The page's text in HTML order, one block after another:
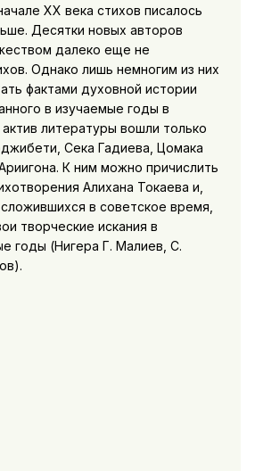
XX века стихов писалось
Десятки новых авторов
далеко еще не
Однако лишь немногим из них
фактами духовной истории
в изучаемые годы в
литературы вошли только
Сека Гадиева, Цомака
К ним можно причислить
Алихана Токаева и,
в советское время,
творческие искания в
годы (Нигера Г. Малиев, С.